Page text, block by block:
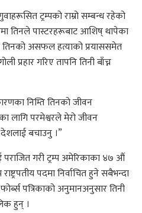
ट्रम्पको राम्रो सम्बन्ध रहेको
तिनले पास्टरहरूबाट आशिष् थापेका
तिनको असफल हत्याको प्रयाससमेत
प्रहार गरिए तापनि तिनी बाँच्न
निम्ति तिनको जीवन
लागि परमेश्वरले मेरो जीवन
देशलाई बचाउनु ।”
पराजित गरी ट्रम्प अमेरिकाका ४७ औं
पदमा निर्वाचित हुने सबैभन्दा
पत्रिकाको अनुमानअनुसार तिनी
हुन् ।